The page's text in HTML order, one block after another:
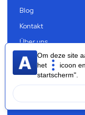
Blog
Kontakt
Über uns
Impressum
Partnerprogramm
Om deze site
het
icoon
startscherm".